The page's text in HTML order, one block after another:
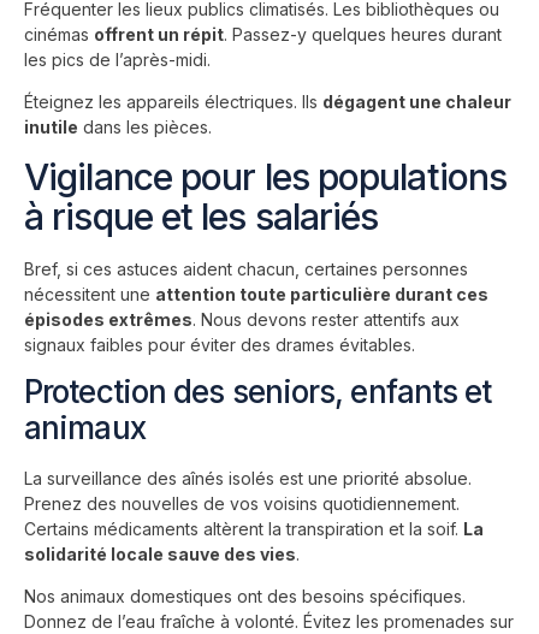
Fréquenter les lieux publics climatisés. Les bibliothèques ou
cinémas offrent un répit. Passez-y quelques heures durant
les pics de l’après-midi.
Éteignez les appareils électriques. Ils dégagent une chaleur
inutile dans les pièces.
Vigilance pour les populations
à risque et les salariés
Bref, si ces astuces aident chacun, certaines personnes
nécessitent une attention toute particulière durant ces
épisodes extrêmes. Nous devons rester attentifs aux
signaux faibles pour éviter des drames évitables.
Protection des seniors, enfants et
animaux
La surveillance des aînés isolés est une priorité absolue.
Prenez des nouvelles de vos voisins quotidiennement.
Certains médicaments altèrent la transpiration et la soif. La
solidarité locale sauve des vies.
Nos animaux domestiques ont des besoins spécifiques.
Donnez de l’eau fraîche à volonté. Évitez les promenades sur